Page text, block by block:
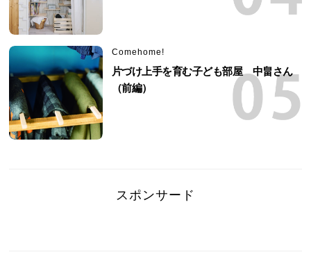
Comehome!
片づけ上手を育む子ども部屋 中畠さん
（前編）
スポンサード